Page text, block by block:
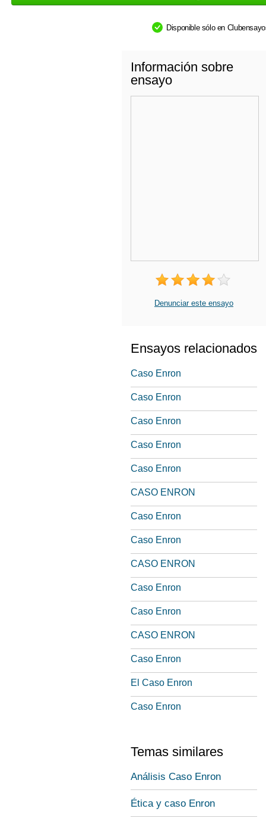
Disponible sólo en
Información sobre
ensayo
Denunciar este ensayo
Ensayos relacionados
Caso Enron
Caso Enron
Caso Enron
Caso Enron
Caso Enron
CASO ENRON
Caso Enron
Caso Enron
CASO ENRON
Caso Enron
Caso Enron
CASO ENRON
Caso Enron
El Caso Enron
Caso Enron
Temas similares
Análisis Caso Enron
Ética y caso Enron